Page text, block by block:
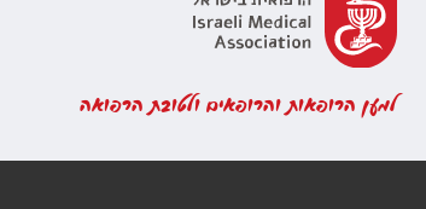
למען הרופאות והרופאים ולטובת הרפואה